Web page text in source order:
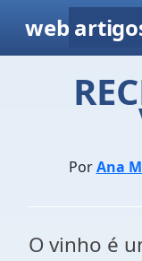
web
PorAna
O vinho é